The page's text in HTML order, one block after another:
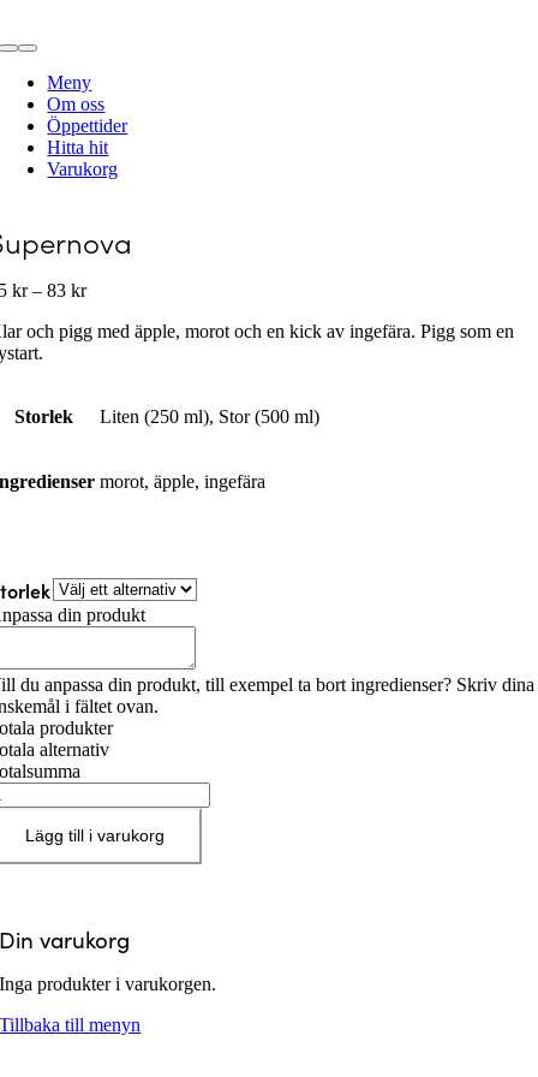
till
Toggle
Navigation
Meny
Om oss
Öppettider
Hitta hit
Varukorg
kr – 83krPrisintervall:
till
och pigg med äpple, morot och en kick av ingefära. Pigg som en
Storlek Liten (250 ml), Stor (500 ml)
morot, äpple, ingefära
din produkt
du anpassa din produkt, till exempel ta bort ingredienser? Skriv dina
i fältet ovan.
produkter
alternativ
Lägg till i varukorg
Din varukorg
Inga produkter i varukorgen.
Tillbaka till menyn